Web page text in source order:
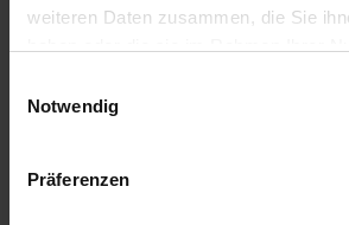
weiteren Daten zusammen, die Sie
Notwendig
Präferenzen
Bestellmenge
Rabatt /